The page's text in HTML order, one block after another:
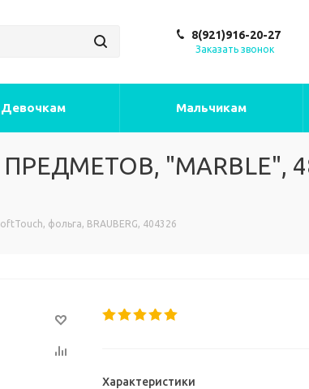
8(921)916-20-27
Заказать звонок
Девочкам Мальчикам
"MARBLE",
фольга, BRAUBERG, 404326
Характеристики